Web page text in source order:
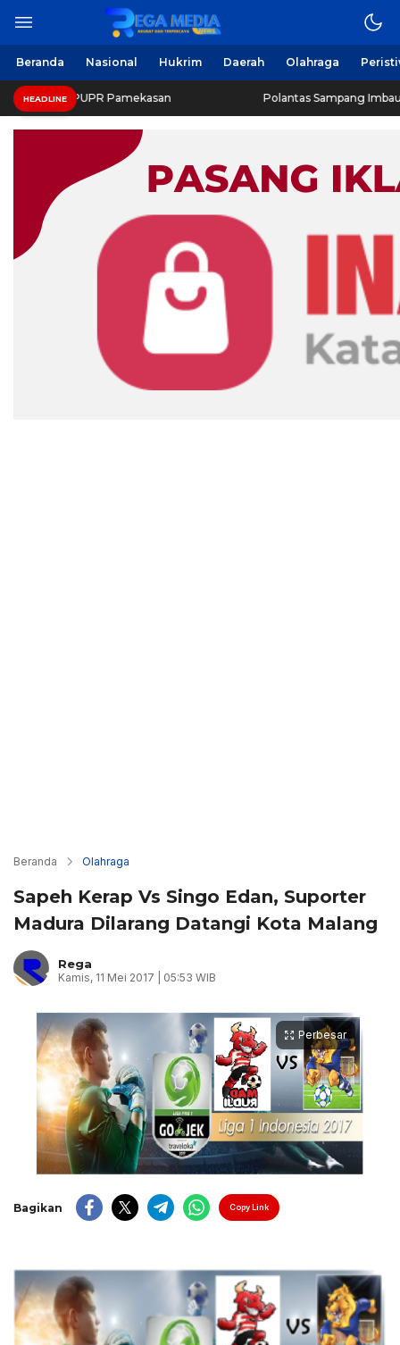
Beranda Nasional Hukrim Daerah Olahraga
HEADLINE
Pamekasan Polantas Sampang Imbau Latihan
Beranda Olahraga
Sapeh Kerap Vs Singo Edan, Suporter
Madura Dilarang Datangi Kota Malang
Rega
Kamis, 11 Mei 2017 | 05:53 WIB
Perbesar
Bagikan Copy Link